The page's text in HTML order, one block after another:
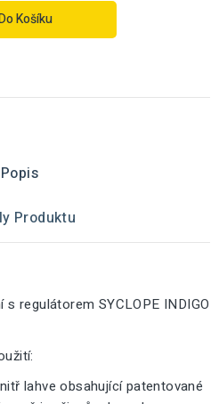
Košíku
Popis
Produktu
regulátorem SYCLOPE INDIGO
lahve obsahující patentované